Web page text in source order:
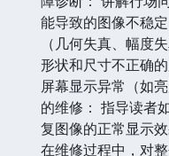
能导致的图像不稳
（几何失真、幅度
形状和尺寸不正确
屏幕显示异常（如
的维修： 指导读者
复图像的正常显示
在维修过程中，对